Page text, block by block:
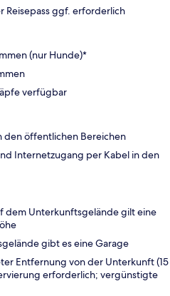
Reisepass ggf. erforderlich
(nur Hunde)*
verfügbar
den öffentlichen Bereichen
Internetzugang per Kabel in den
dem Unterkunftsgelände gilt eine
gibt es eine Garage
Entfernung von der Unterkunft (15
erforderlich; vergünstigte